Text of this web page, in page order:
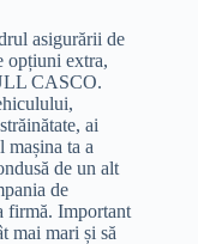
asigurării de
opțiuni extra,
CASCO.
ai
mașina ta a
de un alt
de
firmă. Important
mai mari și să